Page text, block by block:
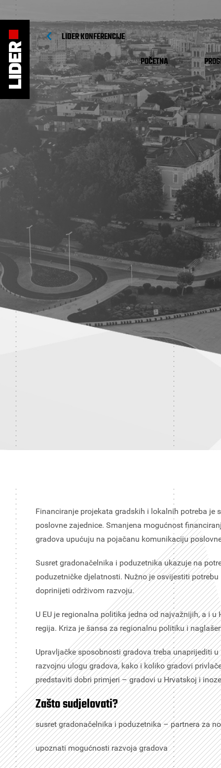
LIDER KONFERENCIJE
POČETNA
Financiranje projekata gradskih i lokalnih potreba je
poslovne zajednice. Smanjena mogućnost
gradova upućuju na pojačanu komunikaciju
Susret gradonačelnika i poduzetnika ukazuje na
poduzetničke djelatnosti. Nužno je osvijestiti
doprinijeti održivom razvoju.
U EU je regionalna politika jedna od najvažnijih, a i
regija. Kriza je šansa za regionalnu politiku i
Upravljačke sposobnosti gradova treba unaprijediti
razvojnu ulogu gradova, kako i koliko gradovi
predstaviti dobri primjeri – gradovi u Hrvatskoj i
Zašto sudjelovati?
susret gradonačelnika i poduzetnika – partnera za
upoznati mogućnosti razvoja gradova